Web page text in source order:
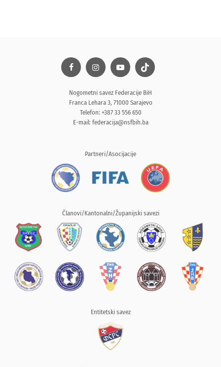
Nogometni savez Federacije BiH
Franca Lehara 3, 71000 Sarajevo
Telefon: +387 33 556 650
E-mail: federacija@nsfbih.ba
Partneri/Asocijacije
Članovi/Kantonalni/Županijski savezi
Entitetski savez